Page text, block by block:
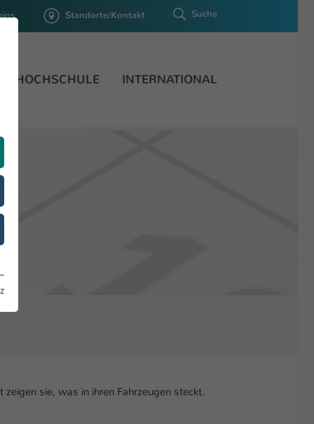
Standorte/Kontakt Suche
HOCHSCHULE INTERNATIONAL
sie, was in ihren Fahrzeugen steckt.